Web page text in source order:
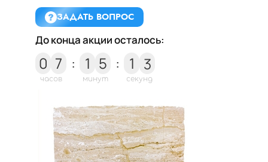
ЗАДАТЬ ВОПРОС
До конца акции осталось:
0 7 :
часов
1 5 :
минут
1
3
2
секунд